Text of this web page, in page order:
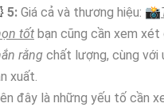
5: Giá cả và thương hiệu: 📸
tốt bạn cũng cần xem xét
rằng chất lượng, cùng với
xuất.
đây là những yếu tố cần